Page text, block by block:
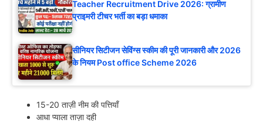
Teacher Recruitment Drive 2026: ग्रामीण
प्राइमरी टीचर भर्ती का बड़ा धमाका
सीनियर सिटीजन सेविंग्स स्कीम की पूरी जानकारी और 2026
के नियम Post office Scheme 2026
15-20 ताज़ी नीम की पत्तियाँ
आधा प्याला ताज़ा दही